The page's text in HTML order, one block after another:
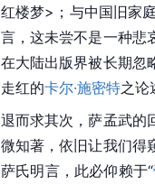
红楼梦>；与中国旧家
言，这未尝不是一种悲
在大陆出版界被长期忽
走红的卡尔·施密特之论
退而求其次，萨孟武的
微知著，依旧让我们得
萨氏明言，此必仰赖于“